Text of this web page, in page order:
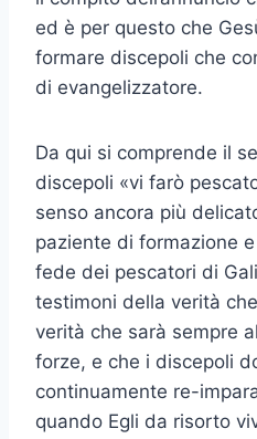
ed è per questo che
formare discepoli che
di evangelizzatore.
Da qui si comprende il
discepoli «vi farò
senso ancora più
paziente di formazione
fede dei pescatori di
testimoni della verità
verità che sarà sempre
forze, e che i discepoli
continuamente re-
quando Egli da risorto